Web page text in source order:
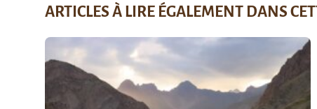
ARTICLES À LIRE ÉGALEMENT DANS